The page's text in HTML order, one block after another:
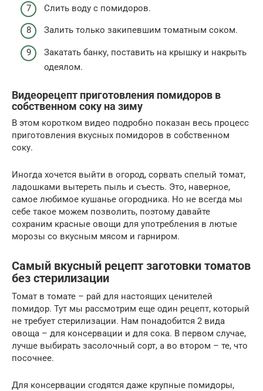
Слить воду с помидоров.
Залить только закипевшим томатным соком.
Закатать банку, поставить на крышку и накрыть
одеялом.
Видеорецепт приготовления помидоров в
собственном соку на зиму
В этом коротком видео подробно показан весь процесс
приготовления вкусных помидоров в собственном
соку.
Иногда хочется выйти в огород, сорвать спелый томат,
ладошками вытереть пыль и съесть. Это, наверное,
самое любимое кушанье огородника. Но не всегда мы
себе такое можем позволить, поэтому давайте
сохраним красные овощи для употребления в лютые
морозы со вкусным мясом и гарниром.
Самый вкусный рецепт заготовки томатов
без стерилизации
Томат в томате – рай для настоящих ценителей
помидор. Тут мы рассмотрим еще один рецепт, который
не требует стерилизации. Нам понадобится 2 вида
овоща – для консервации и для сока. В первом случае,
лучше выбирать засолочный сорт, а во втором – те, что
посочнее.
Для консервации сгодятся даже крупные помидоры,